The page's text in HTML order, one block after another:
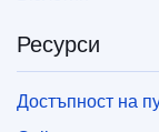
Ресурси
Достъпност на